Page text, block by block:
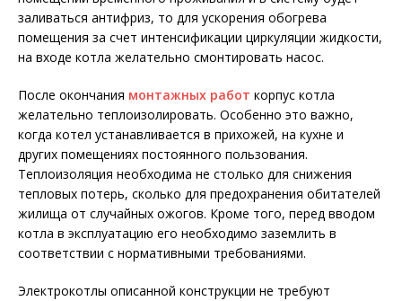
заливаться антифриз, то для ускорения обогрева
помещения за счет интенсификации циркуляции жидкости,
на входе котла желательно смонтировать насос.
После окончания монтажных работ корпус котла
желательно теплоизолировать. Особенно это важно,
когда котел устанавливается в прихожей, на кухне и
других помещениях постоянного пользования.
Теплоизоляция необходима не столько для снижения
тепловых потерь, сколько для предохранения обитателей
жилища от случайных ожогов. Кроме того, перед вводом
котла в эксплуатацию его необходимо заземлить в
соответствии с нормативными требованиями.
Электрокотлы описанной конструкции не требуют